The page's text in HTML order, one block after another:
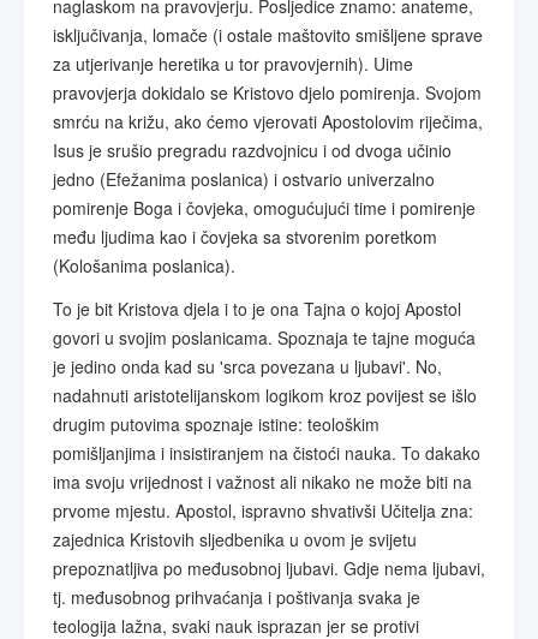
naglaskom na pravovjerju. Posljedice znamo: anateme,
isključivanja, lomače (i ostale maštovito smišljene sprave
za utjerivanje heretika u tor pravovjernih). Uime
pravovjerja dokidalo se Kristovo djelo pomirenja. Svojom
smrću na križu, ako ćemo vjerovati Apostolovim riječima,
Isus je srušio pregradu razdvojnicu i od dvoga učinio
jedno (Efežanima poslanica) i ostvario univerzalno
pomirenje Boga i čovjeka, omogućujući time i pomirenje
među ljudima kao i čovjeka sa stvorenim poretkom
(Kološanima poslanica).
To je bit Kristova djela i to je ona Tajna o kojoj Apostol
govori u svojim poslanicama. Spoznaja te tajne moguća
je jedino onda kad su 'srca povezana u ljubavi'. No,
nadahnuti aristotelijanskom logikom kroz povijest se išlo
drugim putovima spoznaje istine: teološkim
pomišljanjima i insistiranjem na čistoći nauka. To dakako
ima svoju vrijednost i važnost ali nikako ne može biti na
prvome mjestu. Apostol, ispravno shvativši Učitelja zna:
zajednica Kristovih sljedbenika u ovom je svijetu
prepoznatljiva po međusobnoj ljubavi. Gdje nema ljubavi,
tj. međusobnog prihvaćanja i poštivanja svaka je
teologija lažna, svaki nauk isprazan jer se protivi